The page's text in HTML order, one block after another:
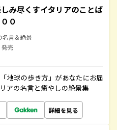
み尽くすイタリアのことば
０
名言＆絶景
発売
地球の歩き方」があなたにお届
アの名言と癒やしの絶景集
詳細を見る